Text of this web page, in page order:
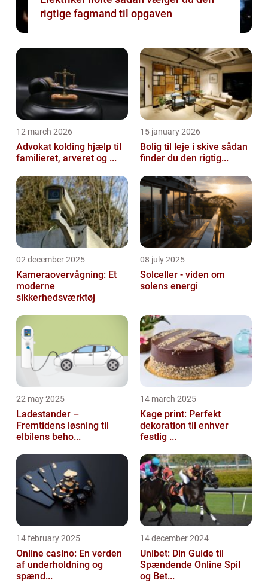
rigtige fagmand til opgaven
12 march 2026
Advokat kolding hjælp til
familieret, arveret og ...
15 january 2026
Bolig til leje i skive sådan
finder du den rigtig...
02 december 2025
Kameraovervågning: Et
moderne
sikkerhedsværktøj
08 july 2025
Solceller - viden om
solens energi
22 may 2025
Ladestander –
Fremtidens løsning til
elbilens beho...
14 march 2025
Kage print: Perfekt
dekoration til enhver
festlig ...
14 february 2025
Online casino: En verden
af underholdning og
spænd...
14 december 2024
Unibet: Din Guide til
Spændende Online Spil
og Bet...